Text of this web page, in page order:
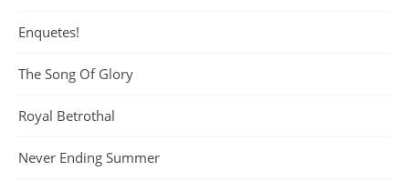
Enquetes!
The Song Of Glory
Royal Betrothal
Never Ending Summer